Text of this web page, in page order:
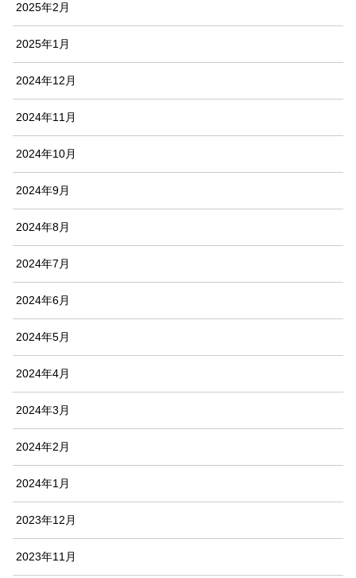
2025年2月
2025年1月
2024年12月
2024年11月
2024年10月
2024年9月
2024年8月
2024年7月
2024年6月
2024年5月
2024年4月
2024年3月
2024年2月
2024年1月
2023年12月
2023年11月